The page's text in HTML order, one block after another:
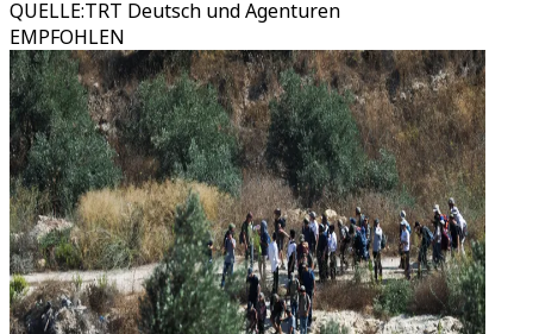
QUELLE:TRT Deutsch und Agenturen
EMPFOHLEN